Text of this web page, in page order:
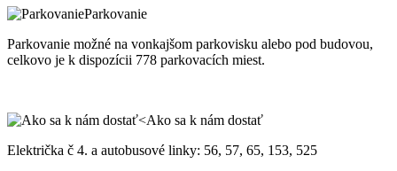
Parkovanie
Parkovanie možné na vonkajšom parkovisku alebo pod budovou,
celkovo je k dispozícii 778 parkovacích miest.
Ako sa k nám dostať
Električka č 4. a autobusové linky: 56, 57, 65, 153, 525